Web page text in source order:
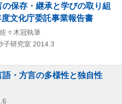
保存・継承と学びの取り組
文化庁委託事業報告書
々木冠執筆
子研究室 2014.3
・方言の多様性と独自性